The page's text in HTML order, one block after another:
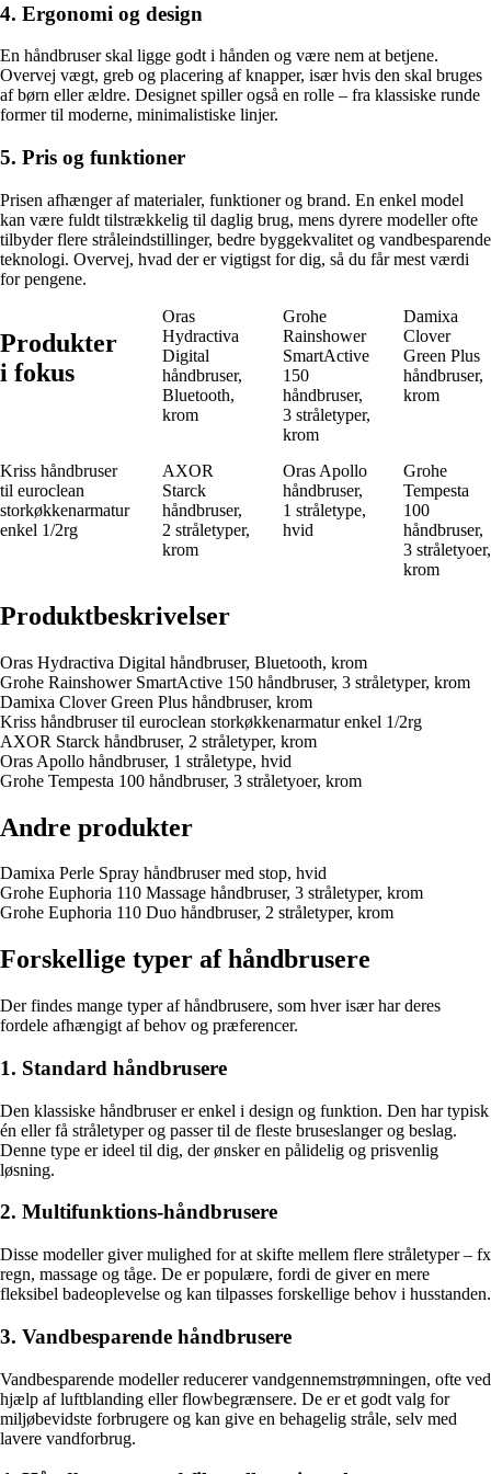
4. Ergonomi og design
En håndbruser skal ligge godt i hånden og være nem at betjene.
Overvej vægt, greb og placering af knapper, især hvis den skal bruges
af børn eller ældre. Designet spiller også en rolle – fra klassiske runde
former til moderne, minimalistiske linjer.
5. Pris og funktioner
Prisen afhænger af materialer, funktioner og brand. En enkel model
kan være fuldt tilstrækkelig til daglig brug, mens dyrere modeller ofte
tilbyder flere stråleindstillinger, bedre byggekvalitet og vandbesparende
teknologi. Overvej, hvad der er vigtigst for dig, så du får mest værdi
for pengene.
Produkter
i fokus
Oras
Hydractiva
Digital
håndbruser,
Bluetooth,
krom
Grohe
Rainshower
SmartActive
150
håndbruser,
3 stråletyper,
krom
Damixa
Clover
Green Plus
håndbruser,
krom
Kriss håndbruser
til euroclean
storkøkkenarmatur
enkel 1/2rg
AXOR
Starck
håndbruser,
2 stråletyper,
krom
Oras Apollo
håndbruser,
1 stråletype,
hvid
Grohe
Tempesta
100
håndbruser,
3 stråletyoer,
krom
Produktbeskrivelser
Oras Hydractiva Digital håndbruser, Bluetooth, krom
Grohe Rainshower SmartActive 150 håndbruser, 3 stråletyper, krom
Damixa Clover Green Plus håndbruser, krom
Kriss håndbruser til euroclean storkøkkenarmatur enkel 1/2rg
AXOR Starck håndbruser, 2 stråletyper, krom
Oras Apollo håndbruser, 1 stråletype, hvid
Grohe Tempesta 100 håndbruser, 3 stråletyoer, krom
Andre produkter
Damixa Perle Spray håndbruser med stop, hvid
Grohe Euphoria 110 Massage håndbruser, 3 stråletyper, krom
Grohe Euphoria 110 Duo håndbruser, 2 stråletyper, krom
Forskellige typer af håndbrusere
Der findes mange typer af håndbrusere, som hver især har deres
fordele afhængigt af behov og præferencer.
1. Standard håndbrusere
Den klassiske håndbruser er enkel i design og funktion. Den har typisk
én eller få stråletyper og passer til de fleste bruseslanger og beslag.
Denne type er ideel til dig, der ønsker en pålidelig og prisvenlig
løsning.
2. Multifunktions-håndbrusere
Disse modeller giver mulighed for at skifte mellem flere stråletyper – fx
regn, massage og tåge. De er populære, fordi de giver en mere
fleksibel badeoplevelse og kan tilpasses forskellige behov i husstanden.
3. Vandbesparende håndbrusere
Vandbesparende modeller reducerer vandgennemstrømningen, ofte ved
hjælp af luftblanding eller flowbegrænsere. De er et godt valg for
miljøbevidste forbrugere og kan give en behagelig stråle, selv med
lavere vandforbrug.